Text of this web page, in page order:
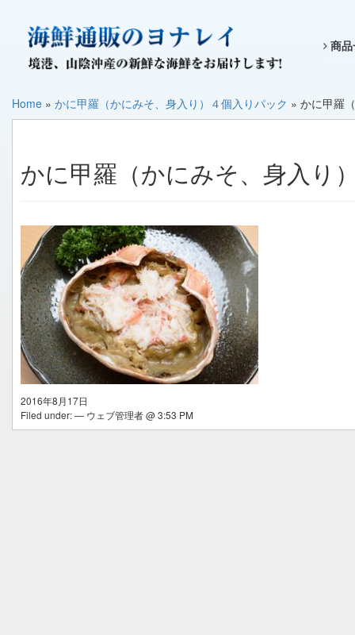
商
Home » かに甲羅（かにみそ、身入り）４個入りパック » かに甲羅
かに甲羅（かにみそ、身入り
2016年8月17日
Filed under: — ウェブ管理者 @ 3:53 PM